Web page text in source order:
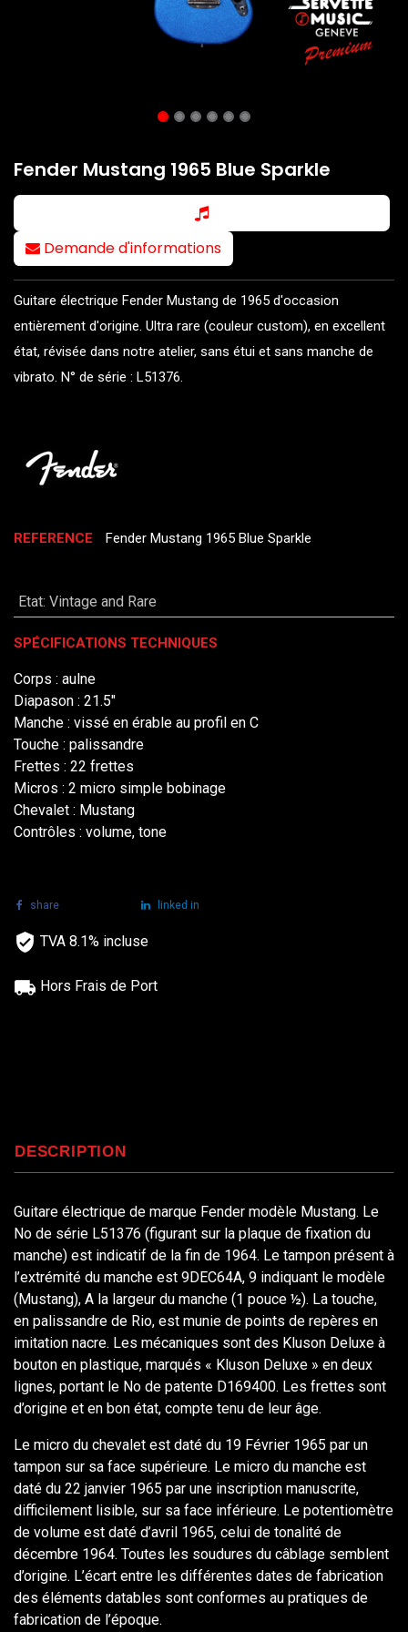
Fender Mustang 1965 Blue Sparkle
Demande d'informations
Guitare électrique Fender Mustang de 1965 d'occasion
entièrement d'origine. Ultra rare (couleur custom), en excellent
état, révisée dans notre atelier, sans étui et sans manche de
vibrato. N° de série : L51376.
REFERENCE Fender Mustang 1965 Blue Sparkle
Etat: Vintage and Rare
SPÉCIFICATIONS TECHNIQUES
Corps : aulne
Diapason : 21.5"
Manche : vissé en érable au profil en C
Touche : palissandre
Frettes : 22 frettes
Micros : 2 micro simple bobinage
Chevalet : Mustang
Contrôles : volume, tone
share linked in
TVA 8.1% incluse
Hors Frais de Port
DESCRIPTION
Guitare électrique de marque Fender modèle Mustang. Le
No de série L51376 (figurant sur la plaque de fixation du
manche) est indicatif de la fin de 1964. Le tampon présent à
l’extrémité du manche est 9DEC64A, 9 indiquant le modèle
(Mustang), A la largeur du manche (1 pouce ½). La touche,
en palissandre de Rio, est munie de points de repères en
imitation nacre. Les mécaniques sont des Kluson Deluxe à
bouton en plastique, marqués « Kluson Deluxe » en deux
lignes, portant le No de patente D169400. Les frettes sont
d’origine et en bon état, compte tenu de leur âge.
Le micro du chevalet est daté du 19 Février 1965 par un
tampon sur sa face supérieure. Le micro du manche est
daté du 22 janvier 1965 par une inscription manuscrite,
difficilement lisible, sur sa face inférieure. Le potentiomètre
de volume est daté d’avril 1965, celui de tonalité de
décembre 1964. Toutes les soudures du câblage semblent
d’origine. L’écart entre les différentes dates de fabrication
des éléments datables sont conformes au pratiques de
fabrication de l’époque.